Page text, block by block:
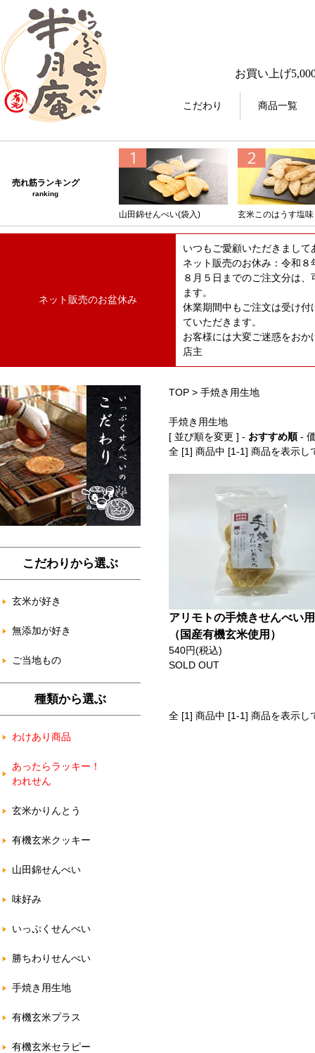
お買い上げ
こだわり 商品一覧
売れ筋ランキング
ranking
山田錦せんべい(袋入) 玄米このはうす塩味
ネット販売のお盆休み
いつもご愛顧いただきまし
ネット販売のお休み：令和
８月５日までのご注文分は
ます。
休業期間中もご注文は受け
ていただきます。
お客様には大変ご迷惑をお
店主
こだわりから選ぶ
玄米が好き
無添加が好き
ご当地もの
種類から選ぶ
わけあり商品
あったらラッキー！
われせん
玄米かりんとう
有機玄米クッキー
山田錦せんべい
味好み
いっぷくせんべい
勝ちわりせんべい
手焼き用生地
有機玄米プラス
有機玄米セラピー
TOP > 手焼き用生地
手焼き用生地
[ 並び順を変更 ] - おすすめ順-
全 [1] 商品中 [1-1] 商品を表示し
アリモトの手焼きせんべい
（国産有機玄米使用）
540円(税込)
SOLD OUT
全 [1] 商品中 [1-1] 商品を表示し